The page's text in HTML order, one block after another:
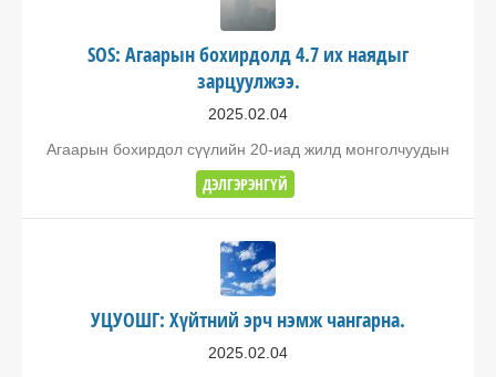
SOS: Агаарын бохирдолд 4.7 их наядыг
зарцуулжээ.
2025.02.04
Агаарын бохирдол сүүлийн 20-иад жилд монголчуудын
ДЭЛГЭРЭНГҮЙ
УЦУОШГ: Хүйтний эрч нэмж чангарна.
2025.02.04